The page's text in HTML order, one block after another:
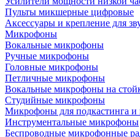
Пульты микшерные цифровые
Аксессуары и крепление для
Микрофоны
Вокальные микрофоны
Ручные микрофоны
Головные микрофоны
Петличные микрофоны
Вокальные микрофоны на
Студийные микрофоны
Микрофоны для подкастинга и
Инструментальные микрофоны
Беспроводные микрофонные